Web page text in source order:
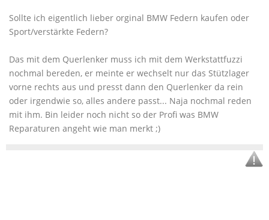
Sollte ich eigentlich lieber orginal BMW Federn kaufen oder
Sport/verstärkte Federn?
Das mit dem Querlenker muss ich mit dem Werkstattfuzzi
nochmal bereden, er meinte er wechselt nur das Stützlager
vorne rechts aus und presst dann den Querlenker da rein
oder irgendwie so, alles andere passt... Naja nochmal reden
mit ihm. Bin leider noch nicht so der Profi was BMW
Reparaturen angeht wie man merkt ;)